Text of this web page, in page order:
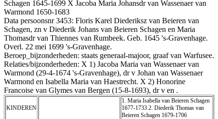
Schagen 1645-1699 X Jacoba Maria Johansdr van Wassenaer van
Warmond 1650-1683
Data persoonsnr 3453: Floris Karel Diederiksz van Beieren van
Schagen, zn v Diederik Johans van Beieren Schagen en Maria
Thomasdr van Thiennes van Rumbeek. Geb. 1645 's-Gravenhage.
Overl. 22 mei 1699 's-Gravenhage.
Beroep_bijzonderheden: staats generaal-majoor, graaf van Warfusee.
Relaties/bijzonderheden: X 1) Jacoba Maria van Wassenaer van
Warmond (29-4-1674 's-Gravenhage), dr v Johan van Wassenaer
Warmond en Isabella Maria van Haestrecht. X 2) Honorine
Francoise van Glymes van Bergen (15-8-1693), dr v en .
KINDEREN
1. Maria Isabella van Beieren Schagen
1677-1733 2. Diederik Thomas van
Beieren Schagen 1679-1706